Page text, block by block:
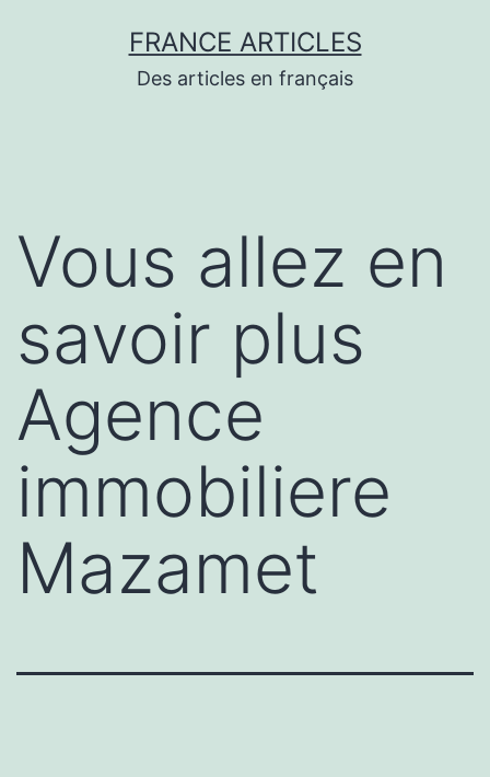
FRANCE ARTICLES
Des articles en français
Vous allez en
savoir plus
Agence
immobiliere
Mazamet